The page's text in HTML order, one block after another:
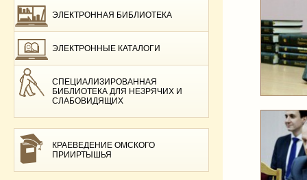
ЭЛЕКТРОННАЯ БИБЛИОТЕКА
ЭЛЕКТРОННЫЕ КАТАЛОГИ
СПЕЦИАЛИЗИРОВАННАЯ
БИБЛИОТЕКА ДЛЯ НЕЗРЯЧИХ И
СЛАБОВИДЯЩИХ
КРАЕВЕДЕНИЕ ОМСКОГО
ПРИИРТЫШЬЯ